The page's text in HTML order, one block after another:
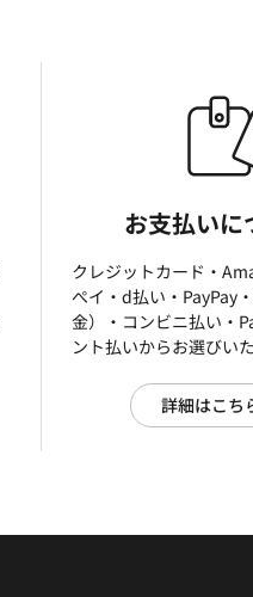
お支払いに
クレジットカード・
ぺイ・d払い・PayPay
金）・コンビニ払い・
ント払いからお選びい
詳細はこち